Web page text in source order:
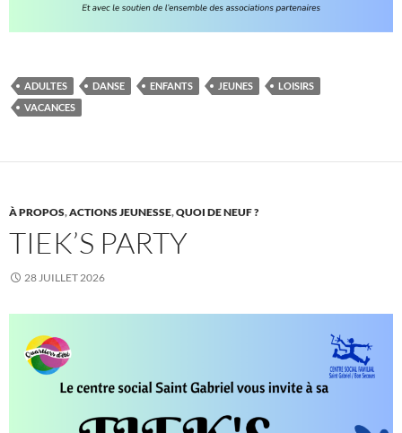
ADULTES DANSE ENFANTS JEUNES
LOISIRS
VACANCES
À PROPOS,ACTIONS JEUNESSE,QUOI DE NEUF ?
TIEK’S PARTY
28 JUILLET 2026